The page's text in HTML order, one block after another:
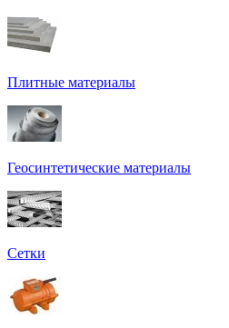
Плитные материалы
Геосинтетические материалы
Сетки